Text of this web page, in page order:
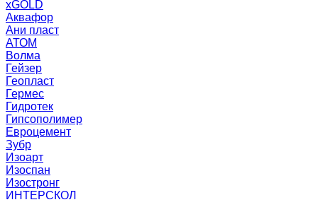
xGOLD
Аквафор
Ани пласт
АТОМ
Волма
Гейзер
Геопласт
Гермес
Гидротек
Гипсополимер
Евроцемент
Зубр
Изоарт
Изоспан
Изостронг
ИНТЕРСКОЛ